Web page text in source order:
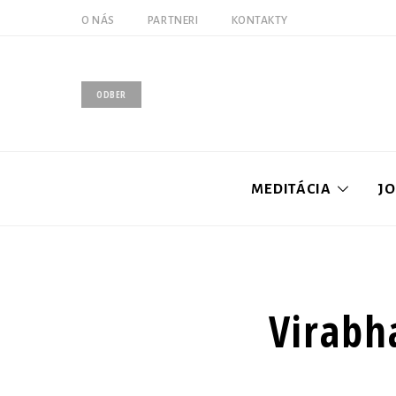
O NÁS PARTNERI KONTAKTY
ODBER
MEDITÁCIA